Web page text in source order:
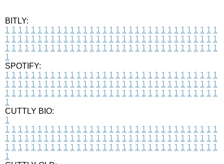
BITLY:
1 1 1 1 1 1 1 1 1 1 1 1 1 1 1 1 1 1 1 1 1 1 1 1 1 1 1 1 1 1 1 1 1
1 1 1 1 1 1 1 1 1 1 1 1 1 1 1 1 1 1 1 1 1 1 1 1 1 1 1 1 1 1 1 1 1
1 1 1 1 1 1 1 1 1 1 1 1 1 1 1 1 1 1 1 1 1 1 1 1 1 1 1 1 1 1 1 1 1
1
SPOTIFY:
1 1 1 1 1 1 1 1 1 1 1 1 1 1 1 1 1 1 1 1 1 1 1 1 1 1 1 1 1 1 1 1 1
1 1 1 1 1 1 1 1 1 1 1 1 1 1 1 1 1 1 1 1 1 1 1 1 1 1 1 1 1 1 1 1 1
1 1 1 1 1 1 1 1 1 1 1 1 1 1 1 1 1 1 1 1 1 1 1 1 1 1 1 1 1 1 1 1 1
1
CUTTLY BIO:
1
1 1 1 1 1 1 1 1 1 1 1 1 1 1 1 1 1 1 1 1 1 1 1 1 1 1 1 1 1 1 1 1 1
1 1 1 1 1 1 1 1 1 1 1 1 1 1 1 1 1 1 1 1 1 1 1 1 1 1 1 1 1 1 1 1 1
1 1 1 1 1 1 1 1 1 1 1 1 1 1 1 1 1 1 1 1 1 1 1 1 1 1 1 1 1 1 1 1 1
1